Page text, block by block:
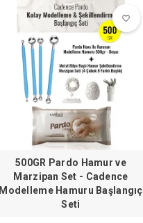
favorite_border
favorite_border
500GR Pardo Hamur ve
Marzipan Set - Cadence
Modelleme Hamuru Başlangıç
Seti